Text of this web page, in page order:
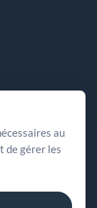
les
au
de gérer les